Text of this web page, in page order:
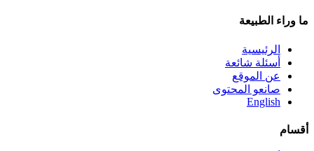
ما وراء الطبيعة
الرئيسية
أسئلة شائعة
عن الموقع
صانعو المحتوى
English
أقسام